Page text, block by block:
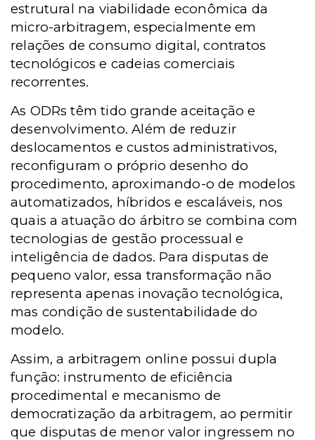
estrutural na viabilidade econômica da
micro-arbitragem, especialmente em
relações de consumo digital, contratos
tecnológicos e cadeias comerciais
recorrentes.
As ODRs têm tido grande aceitação e
desenvolvimento. Além de reduzir
deslocamentos e custos administrativos,
reconfiguram o próprio desenho do
procedimento, aproximando-o de modelos
automatizados, híbridos e escaláveis, nos
quais a atuação do árbitro se combina com
tecnologias de gestão processual e
inteligência de dados. Para disputas de
pequeno valor, essa transformação não
representa apenas inovação tecnológica,
mas condição de sustentabilidade do
modelo.
Assim, a arbitragem online possui dupla
função: instrumento de eficiência
procedimental e mecanismo de
democratização da arbitragem, ao permitir
que disputas de menor valor ingressem no